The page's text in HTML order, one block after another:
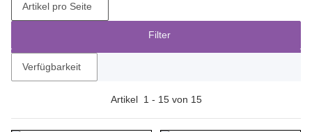
Filter
Artikel pro Seite
Verfügbarkeit
Artikel 1 - 15von 15